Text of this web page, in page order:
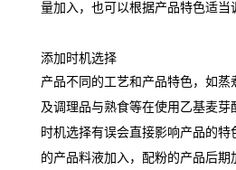
量加入，也可以根据产品特色适当
添加时机选择
产品不同的工艺和产品特色，如蒸
及调理品与熟食等在使用乙基麦芽
时机选择有误会直接影响产品的
的产品料液加入，配粉的产品后期